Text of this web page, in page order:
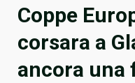
Coppe
corsara a
ancora una